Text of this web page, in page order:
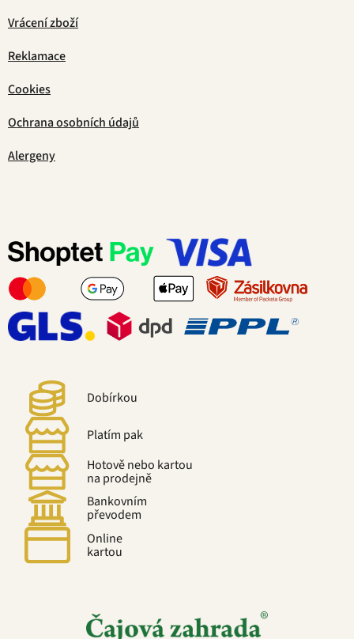
Vrácení zboží
Reklamace
Cookies
Ochrana osobních údajů
Alergeny
Dobírkou
Platím pak
Hotově nebo kartou
na prodejně
Bankovním
převodem
Online
kartou